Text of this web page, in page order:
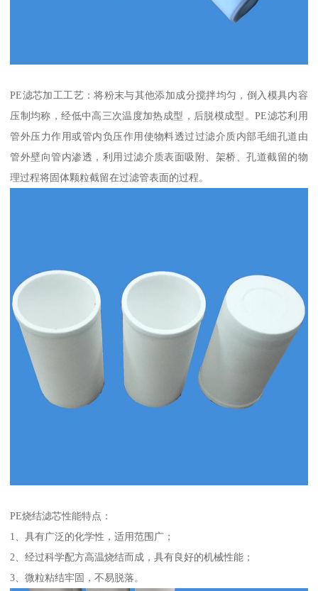
PE滤芯加工工艺：将粉末与其他添加成分搅拌均匀，倒入模具内容
压制均称，经低中高三次温度加热成型，后脱模成型。PE滤芯利用
管外压力作用或管内负压作用使物料透过过滤介质内部毛细孔道由
管外壁向管内渗透，利用过滤介质表面吸附、架桥、孔道截留的物
理过程将固体颗粒截留在过滤管表面的过程。
PE烧结滤芯性能特点：
1、具有广泛的化学性，适用范围广；
2、经过科学配方高温烧结而成，具有良好的机械性能；
3、微粒粘结牢固，不易脱落。